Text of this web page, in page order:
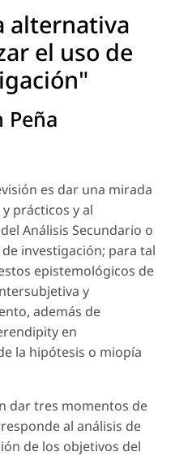
alternativa
el uso de
Peña
es dar una mirada
prácticos y al
Análisis Secundario o
investigación; para tal
epistemológicos de
y
además de
en
la hipótesis o miopía
dar tres momentos de
al análisis de
de los objetivos del